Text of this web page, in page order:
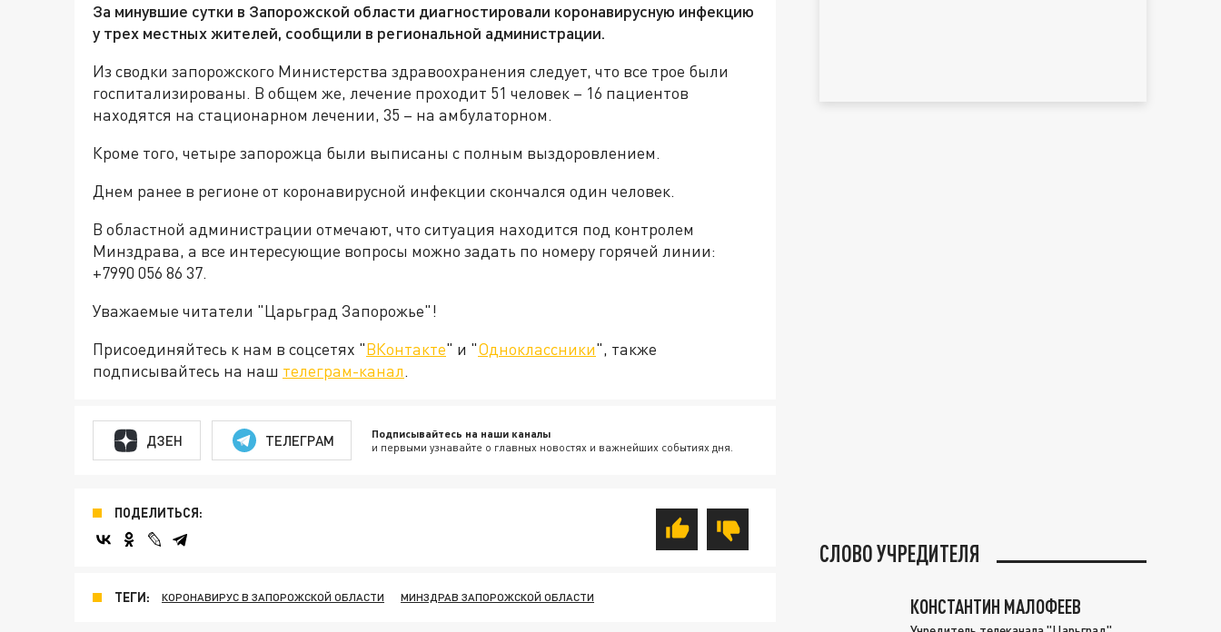
За минувшие сутки в Запорожской области диагностировали коронавирусную инфекцию
у трех местных жителей, сообщили в региональной администрации.
Из сводки запорожского Министерства здравоохранения следует, что все трое были
госпитализированы. В общем же, лечение проходит 51 человек – 16 пациентов
находятся на стационарном лечении, 35 – на амбулаторном.
Кроме того, четыре запорожца были выписаны с полным выздоровлением.
Днем ранее в регионе от коронавирусной инфекции скончался один человек.
В областной администрации отмечают, что ситуация находится под контролем
Минздрава, а все интересующие вопросы можно задать по номеру горячей линии:
+7990 056 86 37.
Уважаемые читатели "Царьград Запорожье"!
Присоединяйтесь к нам в соцсетях "ВКонтакте" и "Одноклассники", также
подписывайтесь на наш телеграм-канал.
ДЗЕН ТЕЛЕГРАМ Подписывайтесь на наши каналы
и первыми узнавайте о главных новостях и важнейших событиях дня.
ПОДЕЛИТЬСЯ:
ТЕГИ: КОРОНАВИРУС В ЗАПОРОЖСКОЙ ОБЛАСТИ МИНЗДРАВ ЗАПОРОЖСКОЙ ОБЛАСТИ
СЛОВО УЧРЕДИТЕЛЯ
КОНСТАНТИН МАЛОФЕЕВ